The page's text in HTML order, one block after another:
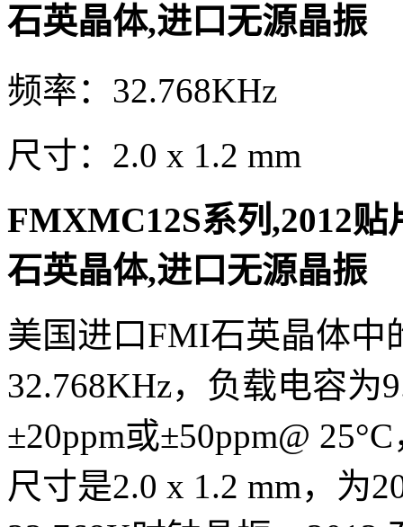
石英晶体,进口无源晶振
频率：32.768KHz
尺寸：2.0 x 1.2 mm
FMXMC12S系列,2012
石英晶体,进口无源晶振
美国进口FMI石英晶体中
32.768KHz，负载电容为
±20ppm或±50ppm@
尺寸是2.0 x 1.2 mm，为